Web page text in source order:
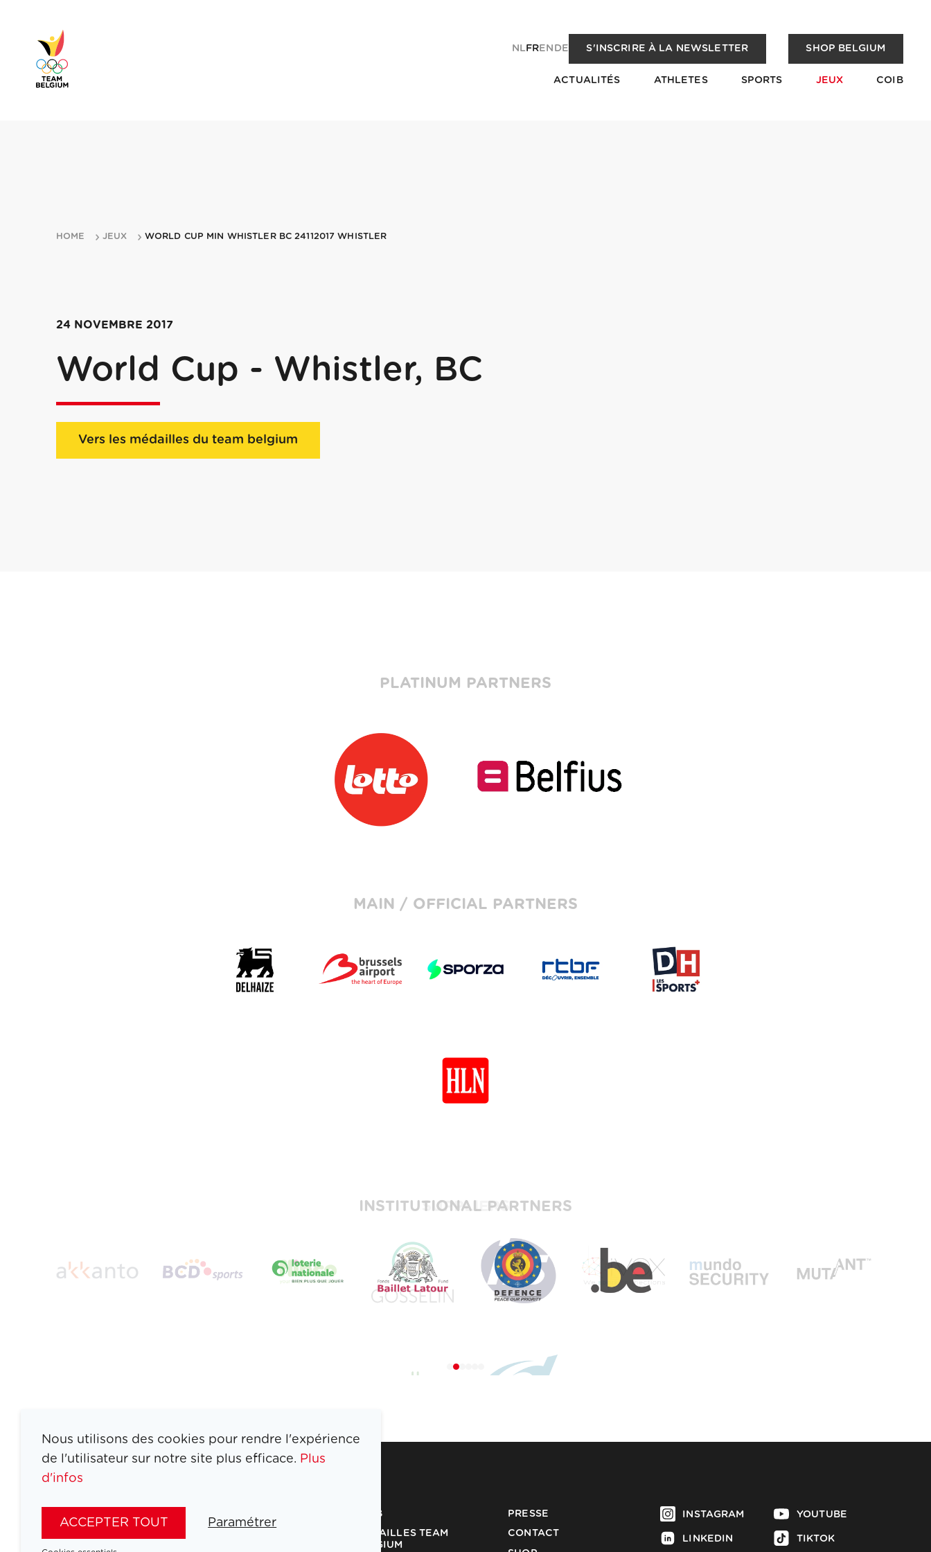
NLFREN DE S'INSCRIRE À LA NEWSLETTER SHOP BELGIUM
ACTUALITÉS ATHLETES SPORTS JEUX COIB
HOME JEUX WORLD CUP MIN WHISTLER BC 24112017 WHISTLER
24 NOVEMBRE 2017
World Cup - Whistler, BC
Vers les médailles du team belgium
PLATINUM PARTNERS
MAIN / OFFICIAL PARTNERS
INSTITUTIONAL PARTNERS
JEUX
MÉDAILLES TEAM
PARTENAIRES
CONTACT
SHOP
LINKEDIN
FACEBOOK
TIKTOK
Nous utilisons des cookies pour rendre l'expérience
de l'utilisateur sur notre site plus efficace. Plus
d'infos
ACCEPTER TOUT Paramétrer